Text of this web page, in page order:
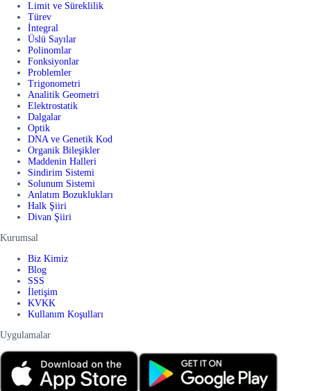
Limit ve Süreklilik
Türev
İntegral
Üslü Sayılar
Polinomlar
Fonksiyonlar
Problemler
Trigonometri
Analitik Geometri
Elektrostatik
Dalgalar
Optik
DNA ve Genetik Kod
Organik Bileşikler
Maddenin Halleri
Sindirim Sistemi
Solunum Sistemi
Anlatım Bozuklukları
Halk Şiiri
Divan Şiiri
Kurumsal
Biz Kimiz
Blog
SSS
İletişim
KVKK
Kullanım Koşulları
Uygulamalar